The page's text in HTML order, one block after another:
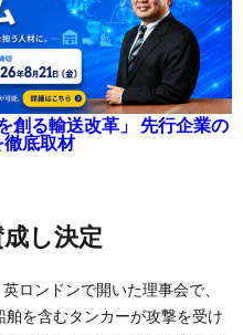
創る輸送改革」 先行企業の
底取材
成し決定
ロンドンで開いた理事会で、
を含むタンカーが攻撃を受け